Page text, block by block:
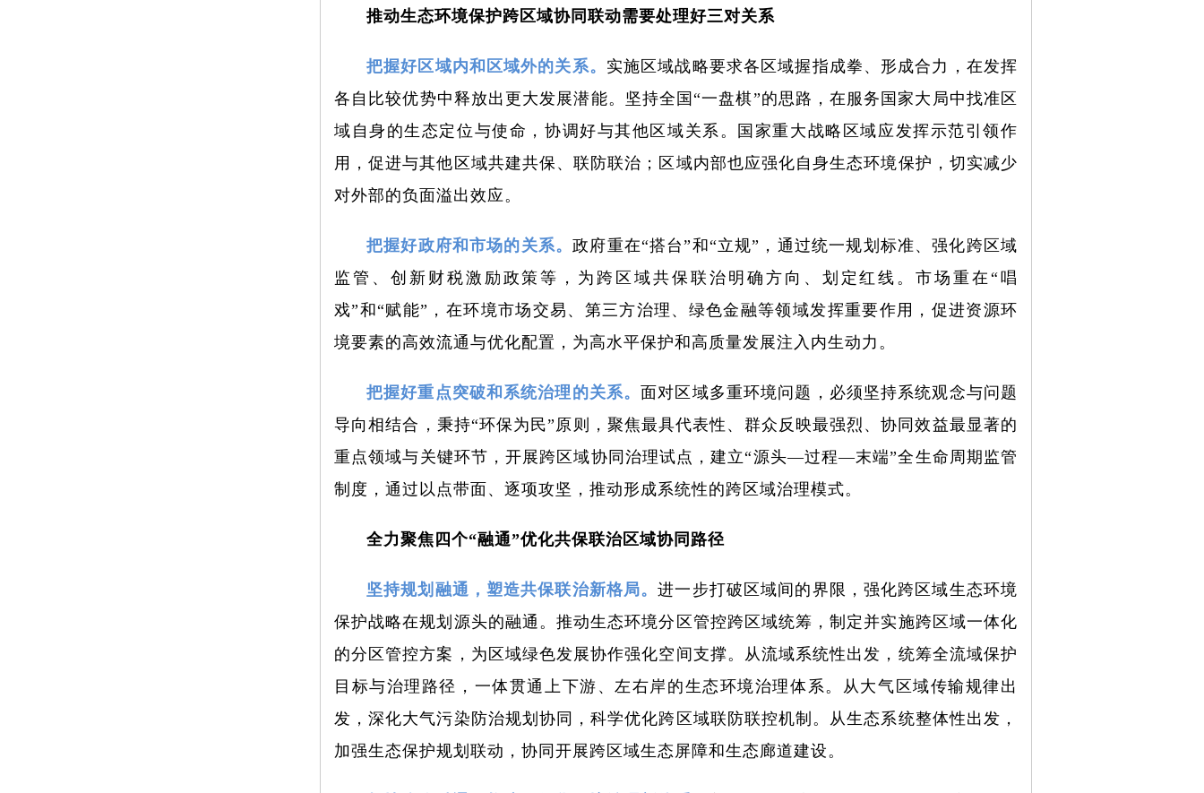
推动生态环境保护跨区域协同联动需要处理好三对关系
把握好区域内和区域外的关系。 实施区域战略要求各区域握指成拳、形成合力，在发挥
各自比较优势中释放出更大发展潜能。坚持全国“一盘棋”的思路，在服务国家大局中找准区
域自身的生态定位与使命，协调好与其他区域关系。国家重大战略区域应发挥示范引领作
用，促进与其他区域共建共保、联防联治；区域内部也应强化自身生态环境保护，切实减少
对外部的负面溢出效应。
把握好政府和市场的关系。政府重在“搭台”和“立规”，通过统一规划标准、强化跨区域
监管、创新财税激励政策等，为跨区域共保联治明确方向、划定红线。市场重在“唱
戏”和“赋能”，在环境市场交易、第三方治理、绿色金融等领域发挥重要作用，促进资源环
境要素的高效流通与优化配置，为高水平保护和高质量发展注入内生动力。
把握好重点突破和系统治理的关系。 面对区域多重环境问题，必须坚持系统观念与问题
导向相结合，秉持“环保为民”原则，聚焦最具代表性、群众反映最强烈、协同效益最显著的
重点领域与关键环节，开展跨区域协同治理试点，建立“源头—过程—末端”全生命周期监管
制度，通过以点带面、逐项攻坚，推动形成系统性的跨区域治理模式。
全力聚焦四个“融通”优化共保联治区域协同路径
坚持规划融通，塑造共保联治新格局。进一步打破区域间的界限，强化跨区域生态环境
保护战略在规划源头的融通。推动生态环境分区管控跨区域统筹，制定并实施跨区域一体化
的分区管控方案，为区域绿色发展协作强化空间支撑。从流域系统性出发，统筹全流域保护
目标与治理路径，一体贯通上下游、左右岸的生态环境治理体系。从大气区域传输规律出
发，深化大气污染防治规划协同，科学优化跨区域联防联控机制。从生态系统整体性出发，
加强生态保护规划联动，协同开展跨区域生态屏障和生态廊道建设。